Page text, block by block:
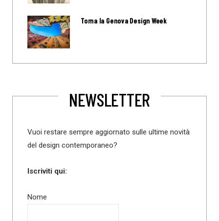
Torna la Genova Design Week
NEWSLETTER
Vuoi restare sempre aggiornato sulle ultime novità
del design contemporaneo?
Iscriviti qui:
Nome